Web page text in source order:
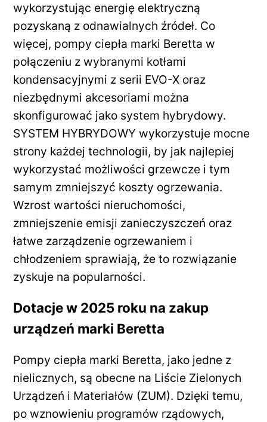
wykorzystując energię elektryczną
pozyskaną z odnawialnych źródeł. Co
więcej, pompy ciepła marki Beretta w
połączeniu z wybranymi kotłami
kondensacyjnymi z serii EVO-X oraz
niezbędnymi akcesoriami można
skonfigurować jako system hybrydowy.
SYSTEM HYBRYDOWY wykorzystuje mocne
strony każdej technologii, by jak najlepiej
wykorzystać możliwości grzewcze i tym
samym zmniejszyć koszty ogrzewania.
Wzrost wartości nieruchomości,
zmniejszenie emisji zanieczyszczeń oraz
łatwe zarządzenie ogrzewaniem i
chłodzeniem sprawiają, że to rozwiązanie
zyskuje na popularności.
Dotacje w 2025 roku na zakup
urządzeń marki Beretta
Pompy ciepła marki Beretta, jako jedne z
nielicznych, są obecne na Liście Zielonych
Urządzeń i Materiałów (ZUM). Dzięki temu,
po wznowieniu programów rządowych,